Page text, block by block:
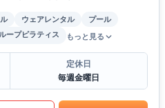
ウェアレンタル
プール
ープピラティス もっと見る
定休日
毎週金曜日